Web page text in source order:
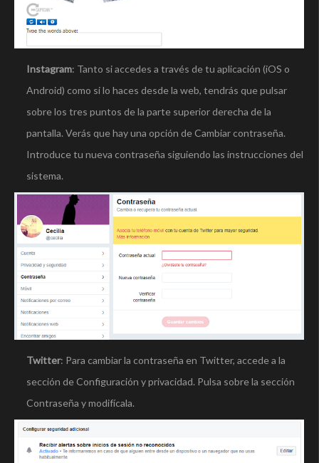
Instagram: Tanto si accedes a través de tu aplicación (iOS o
Android) como si lo haces desde la web, tendrás que pulsar
sobre los tres puntos de la parte superior derecha de la
pantalla. Verás que hay una opción de Cambiar contraseña.
Introduce tu nueva contraseña siguiendo las instrucciones del
sistema.
Twitter: Para cambiar la contraseña en Twitter, accede a la
sección de Configuración y privacidad. Pulsa sobre la sección
Contraseña y modifícala.